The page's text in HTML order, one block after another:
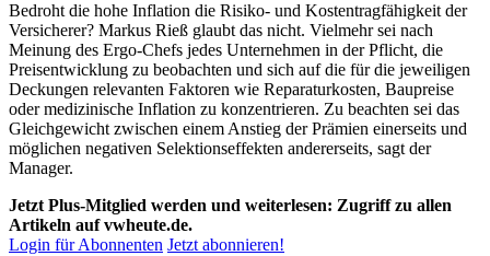
Bedroht die hohe Inflation die Risiko- und Kostentragfähigkeit der
Versicherer? Markus Rieß glaubt das nicht. Vielmehr sei nach
Meinung des Ergo-Chefs jedes Unternehmen in der Pflicht, die
Preisentwicklung zu beobachten und sich auf die für die jeweiligen
Deckungen relevanten Faktoren wie Reparaturkosten, Baupreise
oder medizinische Inflation zu konzentrieren. Zu beachten sei das
Gleichgewicht zwischen einem Anstieg der Prämien einerseits und
möglichen negativen Selektionseffekten andererseits, sagt der
Manager.
Jetzt Plus-Mitglied werden und weiterlesen: Zugriff zu allen
Artikeln auf vwheute.de.
Login für Abonnenten Jetzt abonnieren!